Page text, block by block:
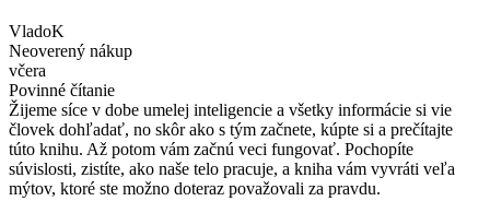
VladoK
Neoverený nákup
včera
Povinné čítanie
Žijeme síce v dobe umelej inteligencie a všetky informácie si vie
človek dohľadať, no skôr ako s tým začnete, kúpte si a prečítajte
túto knihu. Až potom vám začnú veci fungovať. Pochopíte
súvislosti, zistíte, ako naše telo pracuje, a kniha vám vyvráti veľa
mýtov, ktoré ste možno doteraz považovali za pravdu.